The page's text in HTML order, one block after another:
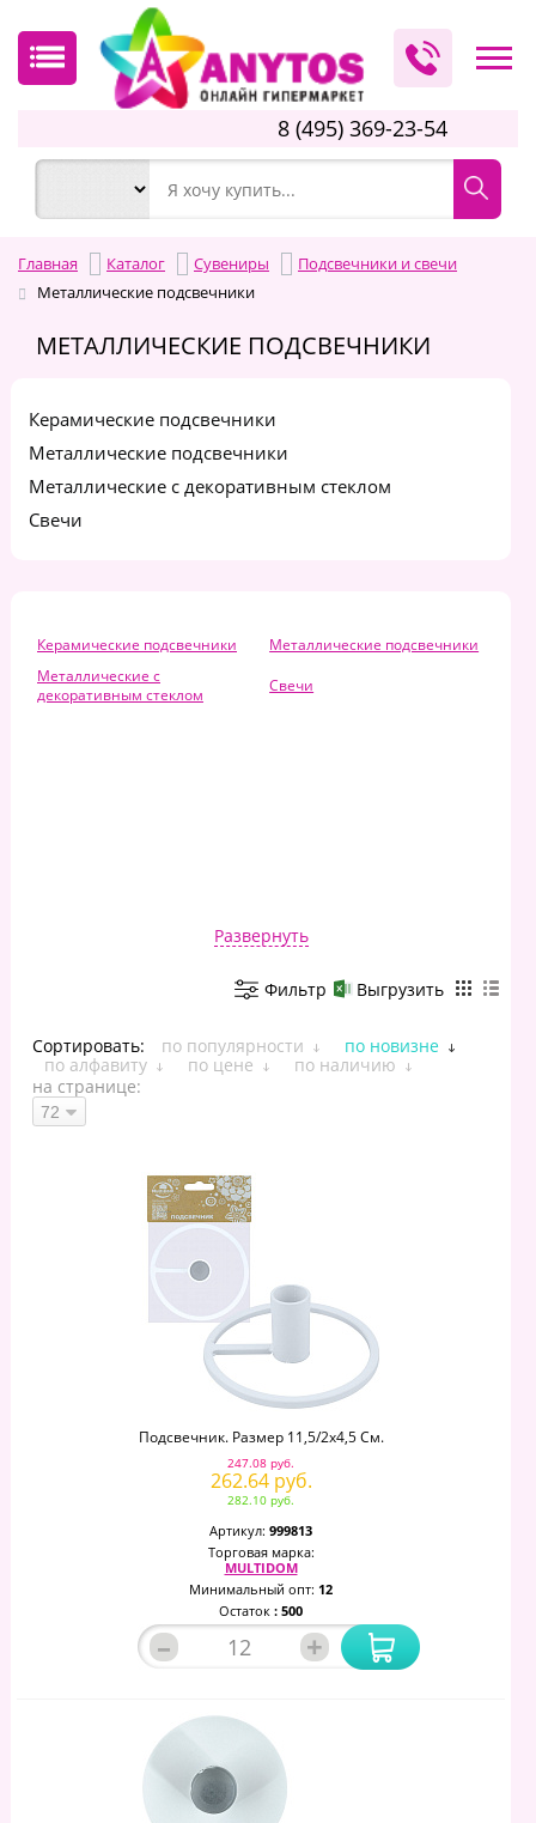
8 (495) 369-23-54
Главная Каталог Сувениры
Подсвечники и свечи
Металлические подсвечники
МЕТАЛЛИЧЕСКИЕ ПОДСВЕЧНИКИ
Керамические подсвечники
Металлические подсвечники
Металлические с декоративным стеклом
Свечи
Керамические подсвечники
Металлические подсвечники
Металлические с
декоративным стеклом
Свечи
Развернуть
Фильтр Выгрузить
Сортировать: по популярности
по новизне
по алфавиту
по цене
по наличию
на странице:
Подсвечник. Размер 11,5/2х4,5 См.
247.08 руб.
262.64 руб.
282.10 руб.
Артикул: 999813
Торговая марка:
MULTIDOM
Минимальный опт: 12
Остаток : 500
– +